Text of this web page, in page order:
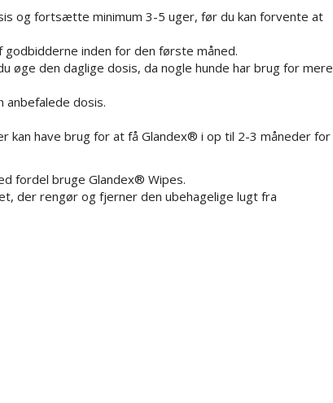
og fortsætte minimum 3-5 uger, før du kan forvente at
inden for den første måned.
øge den daglige dosis, da nogle hunde har brug for mere
anbefalede dosis.
have brug for at få Glandex® i op til 2-3 måneder for
fordel bruge Glandex® Wipes.
der rengør og fjerner den ubehagelige lugt fra